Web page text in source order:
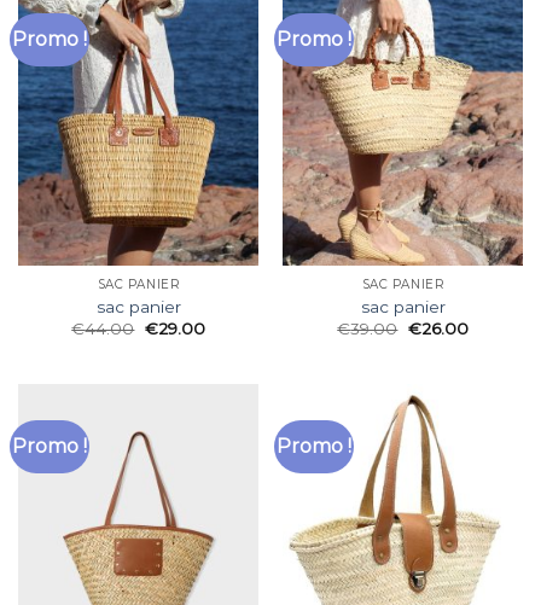
Promo !
SAC PANIER
sac panier
€44.00 €29.00
Promo !
SAC PANIER
sac panier
€39.00 €26.00
Promo ! Promo !